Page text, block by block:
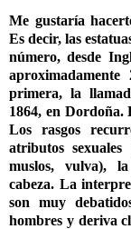
Me gustaría
Es decir, las
número, desde
primera, la
1864, en Dordoña.
Los rasgos
atributos
muslos, vulva),
cabeza. La
son muy
hombres y deriva